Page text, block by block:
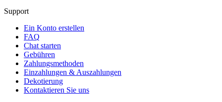
Support
Ein Konto erstellen
FAQ
Chat starten
Gebühren
Zahlungsmethoden
Einzahlungen & Auszahlungen
Dekotierung
Kontaktieren Sie uns